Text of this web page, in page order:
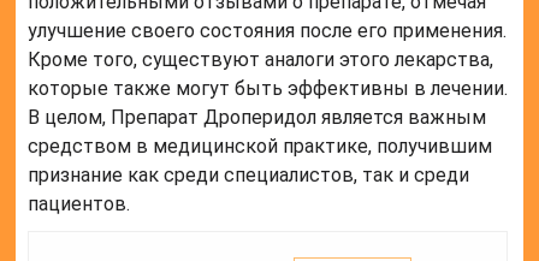
улучшение своего состояния после его применения.
Кроме того, существуют аналоги этого лекарства,
которые также могут быть эффективны в лечении.
В целом, Препарат Дроперидол является важным
средством в медицинской практике, получившим
признание как среди специалистов, так и среди
пациентов.